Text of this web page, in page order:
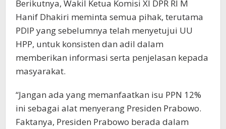
Berikutnya, Wakil Ketua Komisi XI DPR RI M
Hanif Dhakiri meminta semua pihak, terutama
PDIP yang sebelumnya telah menyetujui UU
HPP, untuk konsisten dan adil dalam
memberikan informasi serta penjelasan kepada
masyarakat.
“Jangan ada yang memanfaatkan isu PPN 12%
ini sebagai alat menyerang Presiden Prabowo.
Faktanya, Presiden Prabowo berada dalam